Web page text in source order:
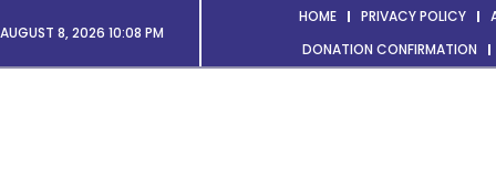
AUGUST 8, 2026 10:08 PM
HOME PRIVACY POLICY
DONATION CONFIRMATION